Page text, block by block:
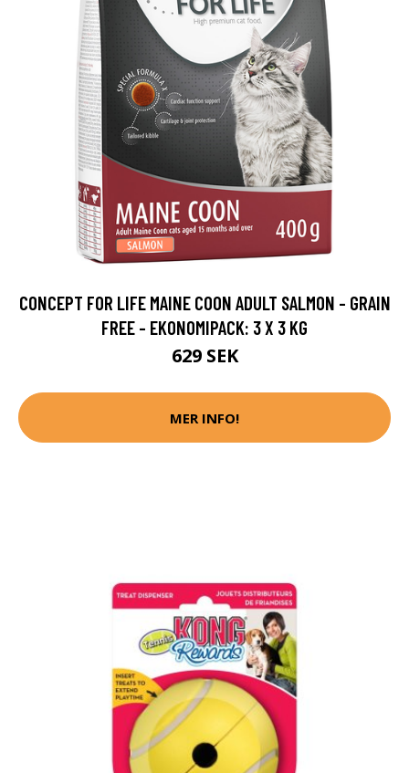
CONCEPT FOR LIFE MAINE COON ADULT SALMON - GRAIN
FREE - EKONOMIPACK: 3 X 3 KG
629 SEK
MER INFO!